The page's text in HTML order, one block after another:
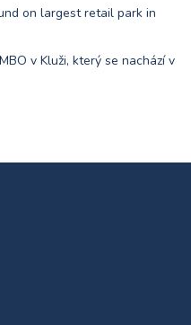
on largest retail park in
v Kluži, který se nachází v